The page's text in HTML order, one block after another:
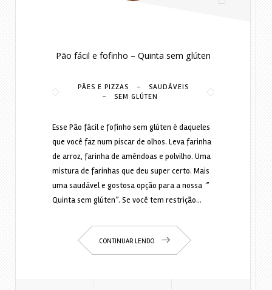
Pão fácil e fofinho – Quinta sem glúten
PÃES E PIZZAS - SAUDÁVEIS
- SEM GLÚTEN
Esse Pão fácil e fofinho sem glúten é daqueles
que você faz num piscar de olhos. Leva farinha
de arroz, farinha de amêndoas e polvilho. Uma
mistura de farinhas que deu super certo. Mais
uma saudável e gostosa opção para a nossa ”
Quinta sem glúten”. Se você tem restrição…
CONTINUAR LENDO